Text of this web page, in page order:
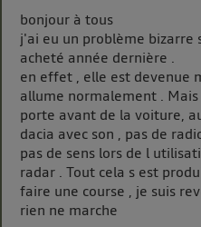
bonjour à tous
j'ai eu un problème bizarre
acheté année dernière .
en effet , elle est devenue
allume normalement .
porte avant de la voiture,
dacia avec son , pas de
pas de sens lors de l
radar . Tout cela s est
faire une course , je suis
rien ne marche
Elle utilise un
télécom basé sur votre
de votre contrat
L'identifiant est associé
Ainsi, toutes les
connexion et ayant
même
connexion foyer
(ex :
sur la navigation des